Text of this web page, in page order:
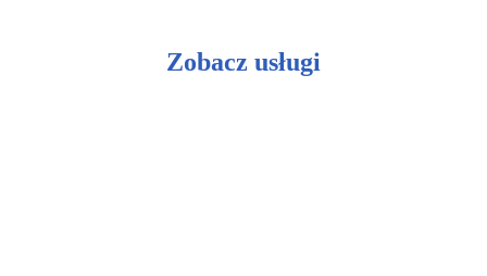
Zobacz usługi